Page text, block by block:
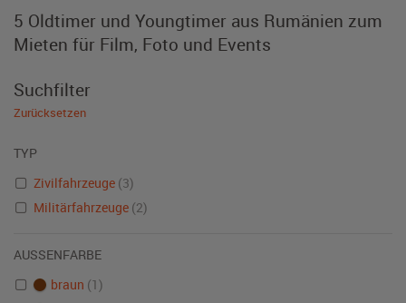
5 Oldtimer und Youngtimer aus Rumänien zum
Mieten für Film, Foto und Events
Suchfilter
Zurücksetzen
TYP
Zivilfahrzeuge (3)
Militärfahrzeuge (2)
AUSSENFARBE
braun (1)